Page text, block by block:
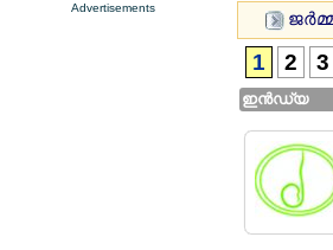
Advertisements
1 2 3
ഇന്‍ഡ്യ